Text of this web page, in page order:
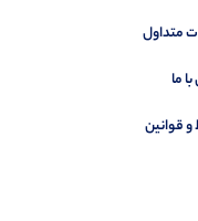
متداول
ما
و قوانین